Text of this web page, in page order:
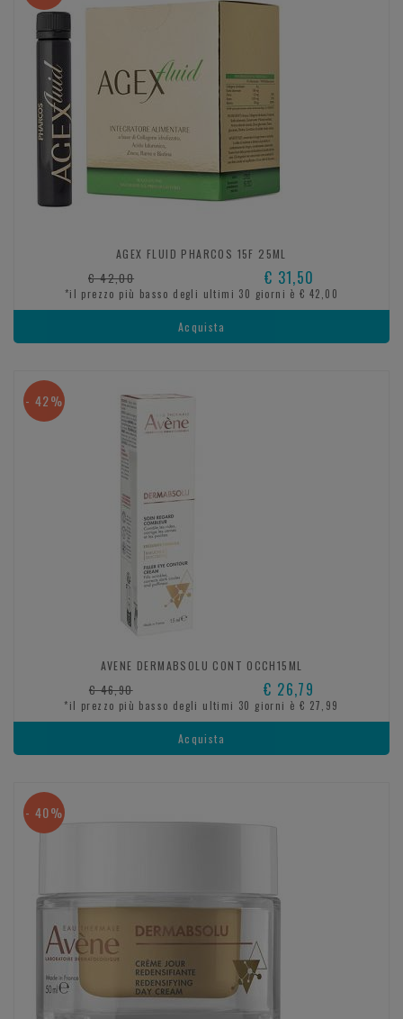
AGEX FLUID PHARCOS 15F 25ML
€ 42,00 € 31,50
*il prezzo più basso degli ultimi 30 giorni è € 42,00
Acquista
AVENE DERMABSOLU CONT OCCH15ML
- 42%
€ 46,90 € 26,79
*il prezzo più basso degli ultimi 30 giorni è € 27,99
Acquista
- 40%